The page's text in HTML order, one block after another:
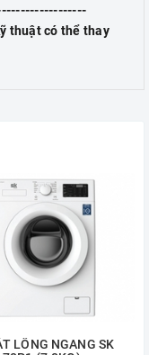
thuật có thể thay
LỒNG NGANG SK